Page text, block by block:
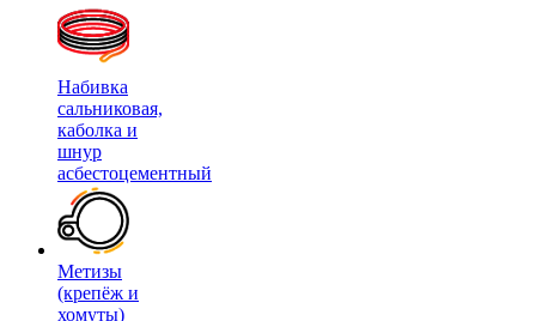
Набивка
сальниковая,
каболка и
шнур
асбестоцементный
Метизы
(крепёж и
хомуты)